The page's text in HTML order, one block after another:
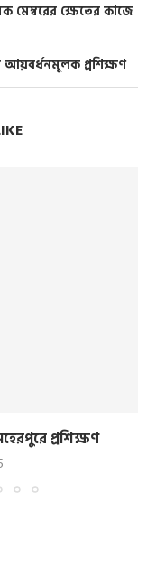
মেম্বরের ক্ষেতের কাজে
আয়বর্ধনমূলক প্রশিক্ষণ
প্রশিক্ষণ